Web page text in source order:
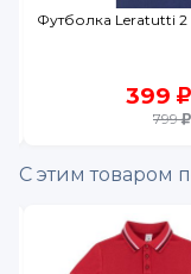
Рубашка-поло
С этим товаром